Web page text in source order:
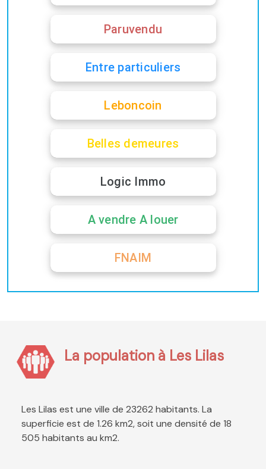
Paruvendu
Entre particuliers
Leboncoin
Belles demeures
Logic Immo
A vendre A louer
FNAIM
La population à Les Lilas
Les Lilas est une ville de 23262 habitants. La
superficie est de 1.26 km2, soit une densité de 18
505 habitants au km2.